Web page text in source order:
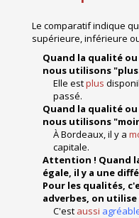
Le comparatif indique
supérieure, inférieure
Quand la qualité
nous utilisons
Elle estplus
passé.
Quand la qualité
nous utilisons
À Bordeaux, il y a
capitale.
Attention ! Quand
égale, il y a une
Pour les qualités,
adverbes, on utilise
C'est aussi